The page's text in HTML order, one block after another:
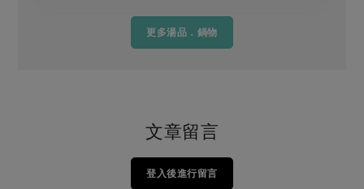
更多湯品．鍋物
文章留言
登入後進行留言